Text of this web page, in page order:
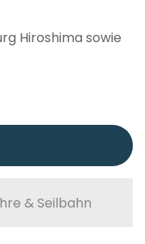
Hiroshima sowie
& Seilbahn